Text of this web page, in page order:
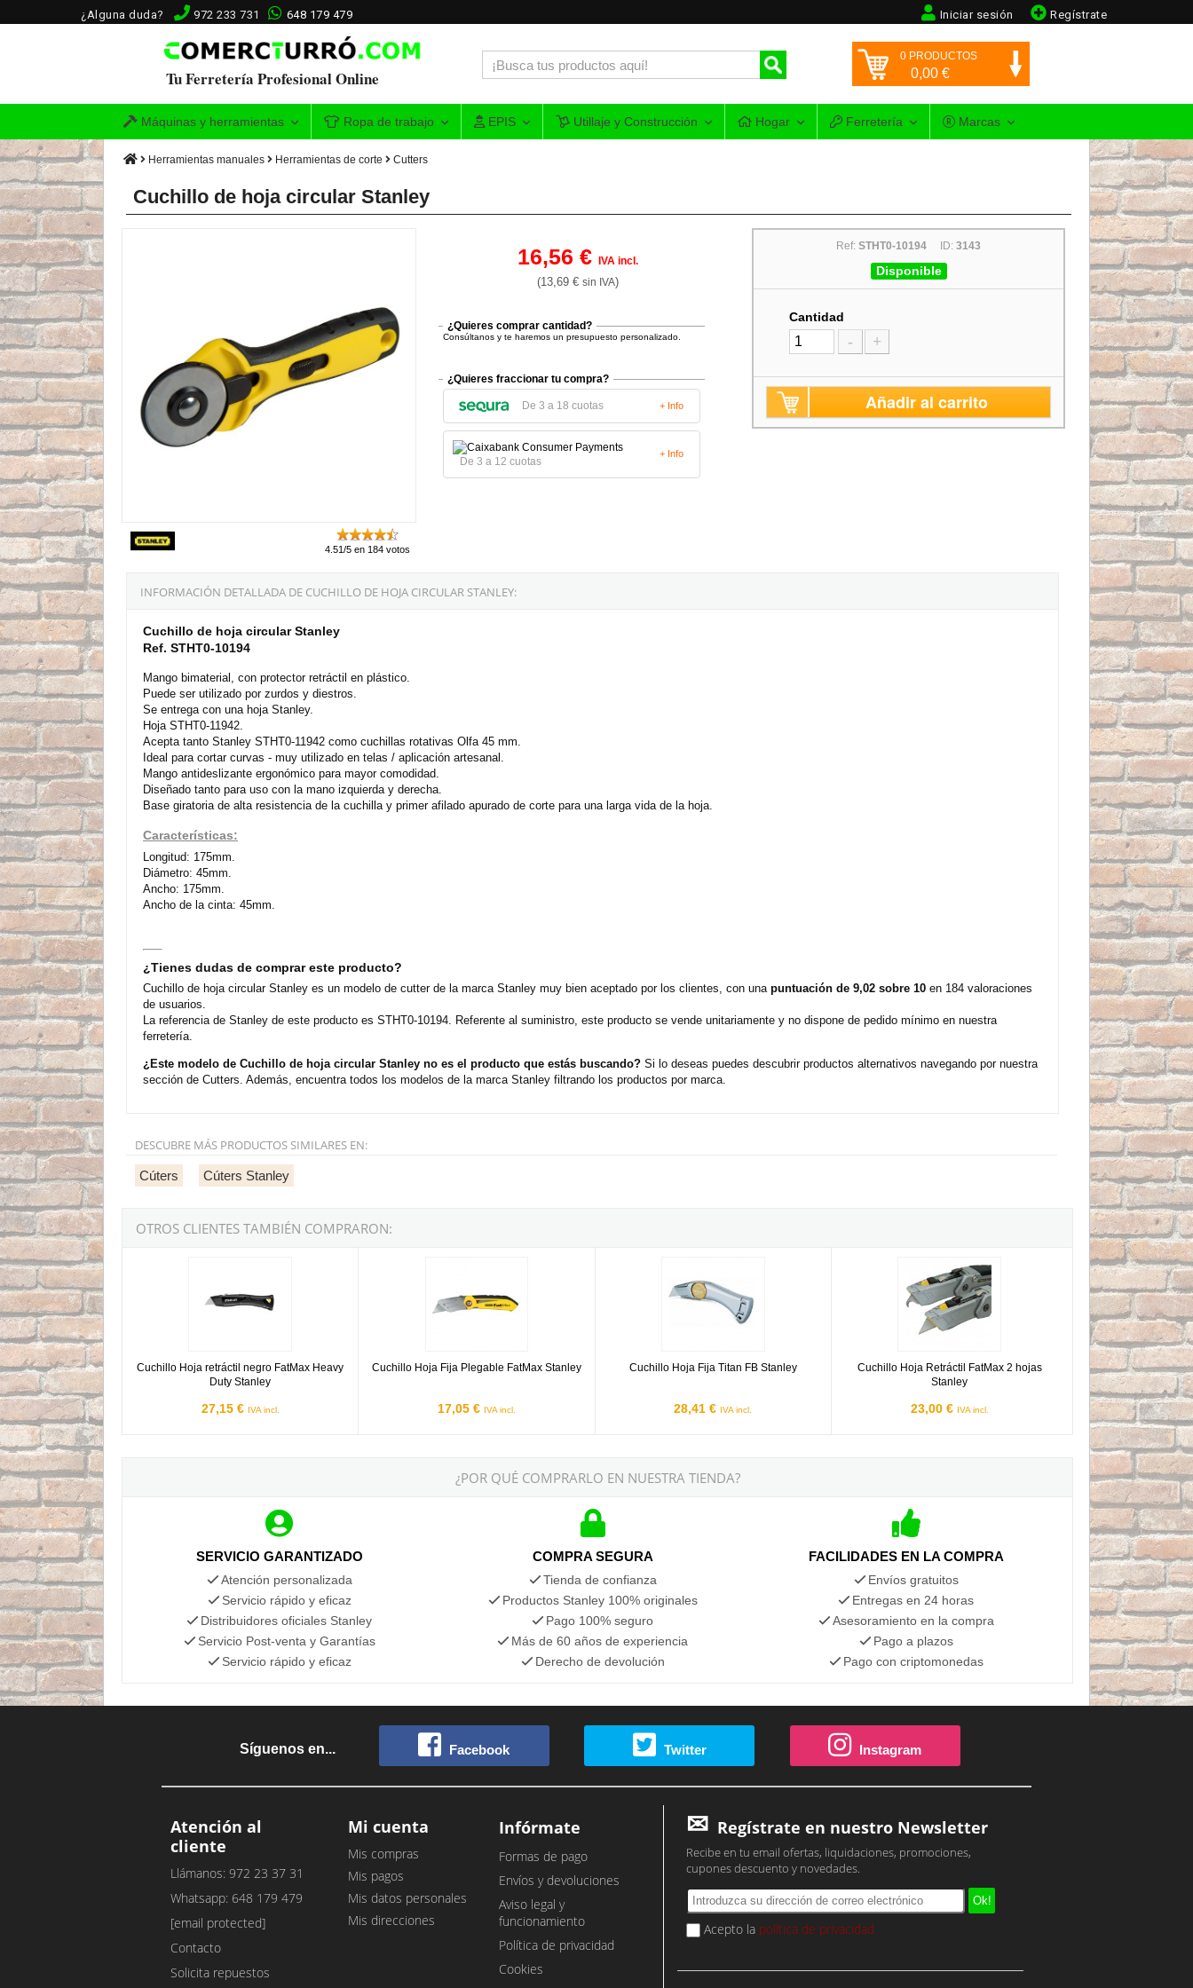
¿Alguna duda? 972 233 731 648 179 479 Regístrate
Iniciar sesión
Tu Ferretería Profesional Online
0 PRODUCTOS
0,00 €
Máquinas y herramientas Ropa de trabajo EPIS Utillaje y Construcción Hogar Ferretería Marcas
Herramientas manuales Herramientas de corte Cutters
Cuchillo de hoja circular Stanley
4.51/5 en 184 votos
16,56 €IVA incl.
(13,69 €sin IVA)
¿Quieres comprar cantidad?
Consúltanos y te haremos un presupuesto personalizado.
¿Quieres fraccionar tu compra?
De 3 a 18 cuotas + Info
De 3 a 12 cuotas
+ Info
Ref:STHT0-10194 ID:3143
Disponible
Cantidad
- +
Añadir al carrito
INFORMACIÓN DETALLADA DE CUCHILLO DE HOJA CIRCULAR STANLEY:
Cuchillo de hoja circular Stanley
Ref. STHT0-10194
Mango bimaterial, con protector retráctil en plástico.
Puede ser utilizado por zurdos y diestros.
Se entrega con una hoja Stanley.
Hoja STHT0-11942.
Acepta tanto Stanley STHT0-11942 como cuchillas rotativas Olfa 45 mm.
Ideal para cortar curvas - muy utilizado en telas / aplicación artesanal.
Mango antideslizante ergonómico para mayor comodidad.
Diseñado tanto para uso con la mano izquierda y derecha.
Base giratoria de alta resistencia de la cuchilla y primer afilado apurado de corte para una larga vida de la hoja.
Características:
Longitud: 175mm.
Diámetro: 45mm.
Ancho: 175mm.
Ancho de la cinta: 45mm.
¿Tienes dudas de comprar este producto?
Cuchillo de hoja circular Stanley es un modelo de cutter de la marca Stanley muy bien aceptado por los clientes, con una puntuación de 9,02 sobre 10 en 184 valoraciones
de usuarios.
La referencia de Stanley de este producto es STHT0-10194. Referente al suministro, este producto se vende unitariamente y no dispone de pedido mínimo en nuestra
ferretería.
¿Este modelo de Cuchillo de hoja circular Stanley no es el producto que estás buscando? Si lo deseas puedes descubrir productos alternativos navegando por nuestra
sección de Cutters. Además, encuentra todos los modelos de la marca Stanley filtrando los productos por marca.
DESCUBRE MÁS PRODUCTOS SIMILARES EN:
Cúters Cúters Stanley
OTROS CLIENTES TAMBIÉN COMPRARON:
Cuchillo Hoja retráctil negro FatMax Heavy
Duty Stanley
27,15 € IVA incl.
Cuchillo Hoja Fija Plegable FatMax Stanley
17,05 € IVA incl.
Cuchillo Hoja Fija Titan FB Stanley
28,41 € IVA incl.
Cuchillo Hoja Retráctil FatMax 2 hojas
Stanley
23,00 € IVA incl.
Cuchillo Hoja Retráctil FatMax 2 hojas Stanley
¿POR QUÉ COMPRARLO EN NUESTRA TIENDA?
SERVICIO GARANTIZADO
Atención personalizada
Servicio rápido y eficaz
Distribuidores oficiales Stanley
Servicio Post-venta y Garantías
Servicio rápido y eficaz
COMPRA SEGURA
Tienda de confianza
Productos Stanley 100% originales
Pago 100% seguro
Más de 60 años de experiencia
Derecho de devolución
FACILIDADES EN LA COMPRA
Envíos gratuitos
Entregas en 24 horas
Asesoramiento en la compra
Pago a plazos
Pago con criptomonedas
Síguenos en... Facebook Twitter Instagram
Atención al
cliente
Llámanos: 972 23 37 31
Whatsapp: 648 179 479
[email protected]
Contacto
Solicita repuestos
Mi cuenta
Mis compras
Mis pagos
Mis datos personales
Mis direcciones
Infórmate
Formas de pago
Envíos y devoluciones
Aviso legal y
funcionamiento
Política de privacidad
Cookies
Regístrate en nuestro Newsletter
Recibe en tu email ofertas, liquidaciones, promociones,
cupones descuento y novedades.
Acepto la política de privacidad